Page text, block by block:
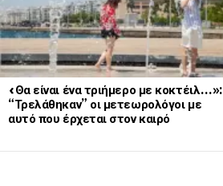
«Θα είναι ένα τριήμερο με κοκτέιλ…»:
“Τρελάθηκαν” οι μετεωρολόγοι με
αυτό που έρχεται στον καιρό